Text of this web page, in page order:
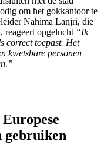
om het gokkantoor te
Nahima Lanjri, die
reageert opgelucht “Ik
correct toepast. Het
kwetsbare personen
gebruiken